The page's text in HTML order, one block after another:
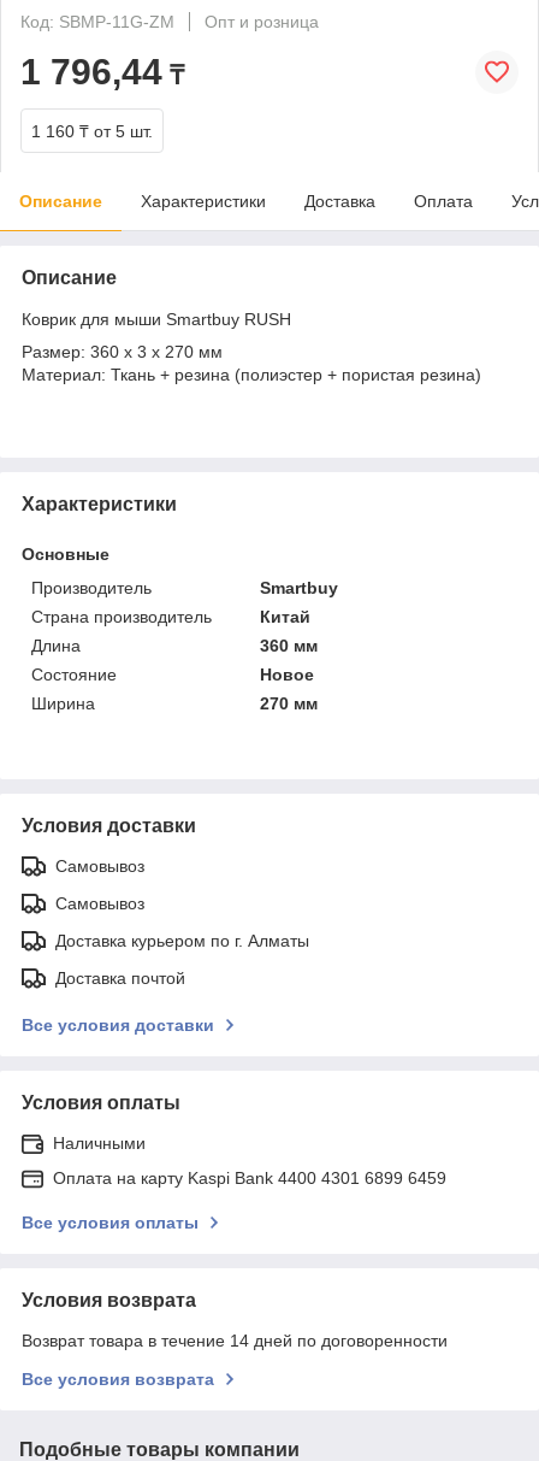
Код: SBMP-11G-ZM
Опт и розница
1 796,44 ₸
1 160 ₸ от 5 шт.
Описание Характеристики Доставка Оплата
Описание
Коврик для мыши Smartbuy RUSH
Размер: 360 x 3 x 270 мм
Материал: Ткань + резина (полиэстер + пористая резина)
Характеристики
Основные
Производитель
Smartbuy
Страна производитель
Китай
Длина
360 мм
Состояние
Новое
Ширина
270 мм
Условия доставки
Самовывоз
Самовывоз
Доставка курьером по г. Алматы
Доставка почтой
Все условия доставки
Условия оплаты
Наличными
Оплата на карту Kaspi Bank 4400 4301 6899 6459
Все условия оплаты
Условия возврата
Возврат товара в течение 14 дней по договоренности
Все условия возврата
Подобные товары компании